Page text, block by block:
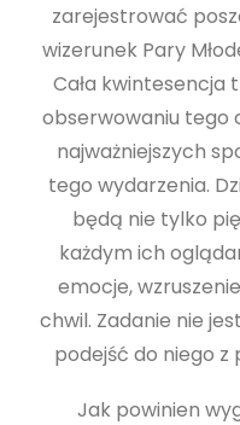
zarejestrować
wizerunek Pary
Cała kwintesencja
obserwowaniu tego
najważniejszych
tego wydarzenia.
będą nie tylko
każdym ich
emocje,
chwil. Zadanie nie
podejść do niego z
Jak powinien